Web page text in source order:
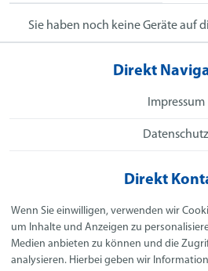
Sie haben noch keine Geräte auf
Direkt
Impressum
Datenschutz
Direkt
SeKa GmbH
Heinrich-Haanen-
41334
Telefon:
Wenn Sie einwilligen, verwenden wir
um Inhalte und Anzeigen zu
Medien anbieten zu können und die
analysieren. Hierbei geben wir